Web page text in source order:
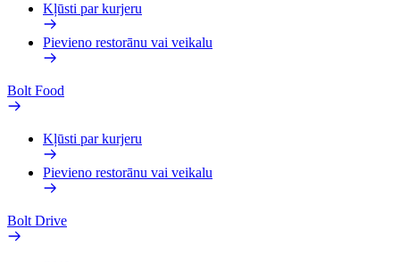
Kļūsti par kurjeru
Pievieno restorānu vai veikalu
Bolt Food
Kļūsti par kurjeru
Pievieno restorānu vai veikalu
Bolt Drive